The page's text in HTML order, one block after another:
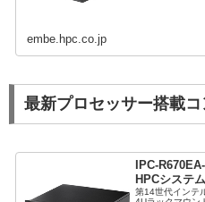
embe.hpc.co.jp
最新プロセッサー搭載コ
IPC-
HPCシステ
第14世代インテ